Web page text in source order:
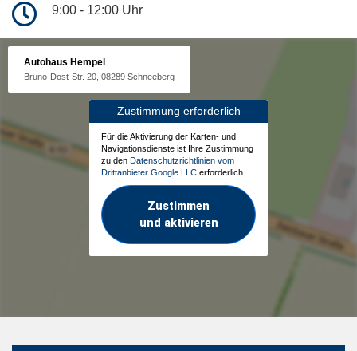
9:00 - 12:00 Uhr
Autohaus Hempel
Bruno-Dost-Str. 20, 08289 Schneeberg
Zustimmung erforderlich
Für die Aktivierung der Karten- und
Navigationsdienste ist Ihre Zustimmung
zu den Datenschutzrichtlinien vom
Drittanbieter Google LLC erforderlich.
Zustimmen
und aktivieren